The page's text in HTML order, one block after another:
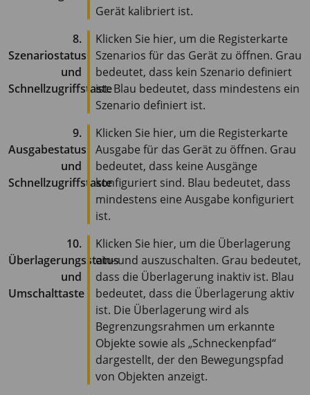
Gerät kalibriert ist.
8.
Szenariostatus
und
Schnellzugriffstaste
Klicken Sie hier, um die Registerkarte
Szenarios für das Gerät zu öffnen. Grau
bedeutet, dass kein Szenario definiert
ist. Blau bedeutet, dass mindestens ein
Szenario definiert ist.
9.
Ausgabestatus
und
Schnellzugriffstaste
Klicken Sie hier, um die Registerkarte
Ausgabe für das Gerät zu öffnen. Grau
bedeutet, dass keine Ausgänge
konfiguriert sind. Blau bedeutet, dass
mindestens eine Ausgabe konfiguriert
ist.
10.
Überlagerungsstatus
und
Umschalttaste
Klicken Sie hier, um die Überlagerung
ein- und auszuschalten. Grau bedeutet,
dass die Überlagerung inaktiv ist. Blau
bedeutet, dass die Überlagerung aktiv
ist. Die Überlagerung wird als
Begrenzungsrahmen um erkannte
Objekte sowie als „Schneckenpfad“
dargestellt, der den Bewegungspfad
von Objekten anzeigt.